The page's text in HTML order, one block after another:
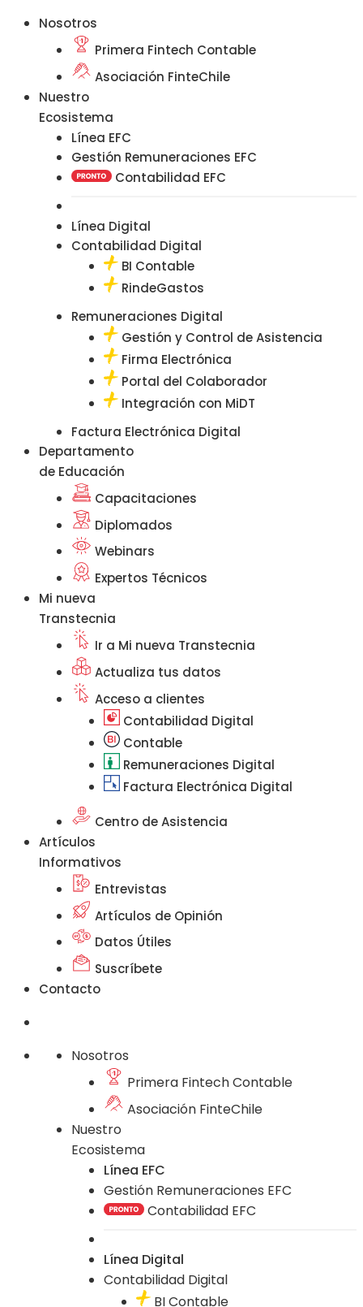
Nosotros
Primera Fintech Contable
Asociación FinteChile
Nuestro
Ecosistema
Línea EFC
Gestión Remuneraciones EFC
Contabilidad EFC
Línea Digital
Contabilidad Digital
BI Contable
RindeGastos
Remuneraciones Digital
Gestión y Control de Asistencia
Firma Electrónica
Portal del Colaborador
Integración con MiDT
Factura Electrónica Digital
Departamento
de Educación
Capacitaciones
Diplomados
Webinars
Expertos Técnicos
Mi nueva
Transtecnia
Ir a Mi nueva Transtecnia
Actualiza tus datos
Acceso a clientes
Contabilidad Digital
Contable
Remuneraciones Digital
Factura Electrónica Digital
Centro de Asistencia
Artículos
Informativos
Entrevistas
Artículos de Opinión
Datos Útiles
Suscríbete
Contacto
Nosotros
Primera Fintech Contable
Asociación FinteChile
Nuestro
Ecosistema
Línea EFC
Gestión Remuneraciones EFC
Contabilidad EFC
Línea Digital
Contabilidad Digital
BI Contable